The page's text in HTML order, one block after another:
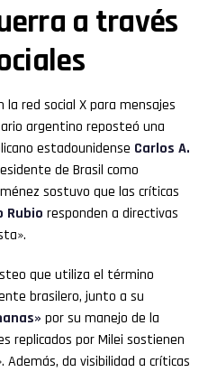
a través
red social X para mensajes
argentino reposteó una
estadounidense Carlos A.
de Brasil como
sostuvo que las críticas
Rubio responden a directivas
que utiliza el término
brasilero, junto a su
por su manejo de la
replicados por Milei sostienen
da visibilidad a críticas